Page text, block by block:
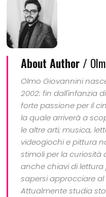
About Author /
Olmo Giovannini
2002: fin dall'infanzia
forte passione per il
la quale arriverà a
le altre arti; musica,
videogiochi e pittura
stimoli per la curiosità
anche chiavi di lettura
sapersi approcciare
Attualmente studia